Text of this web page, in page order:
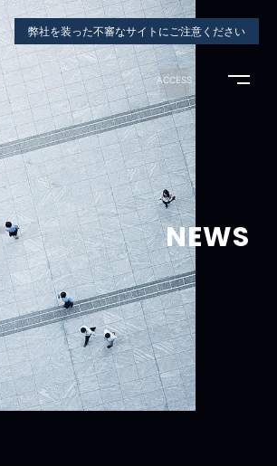
弊社を装った不審なサイトにご注意ください
ACCESS
NEWS